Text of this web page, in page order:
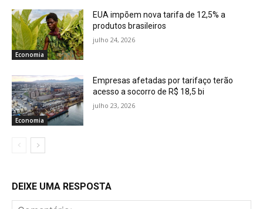
Economia
EUA impõem nova tarifa de 12,5% a
produtos brasileiros
julho 24, 2026
Economia
Empresas afetadas por tarifaço terão
acesso a socorro de R$ 18,5 bi
julho 23, 2026
DEIXE UMA RESPOSTA